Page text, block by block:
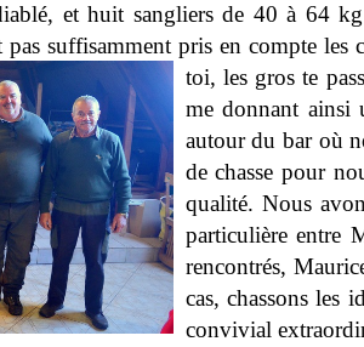
et huit sangliers de 40 à 64
pas suffisamment pris en compte
toi, les gros te
me donnant ainsi
autour du bar où
de chasse pour
qualité. Nous
particulière entre
rencontrés,
cas, chassons les
convivial